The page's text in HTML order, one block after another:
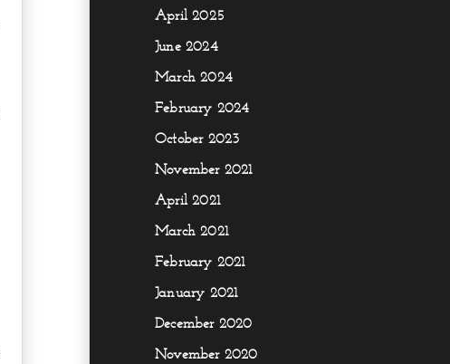
April 2025
June 2024
March 2024
February 2024
October 2023
November 2021
April 2021
March 2021
February 2021
January 2021
December 2020
November 2020